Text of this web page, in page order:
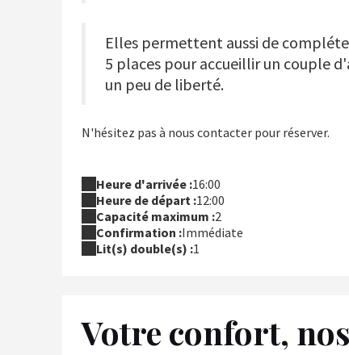
Elles permettent aussi de
5 places pour accueillir un couple
un peu de liberté.
N'hésitez pas à nous contacter pour réserver.
Heure d'arrivée :16:00
Heure de départ :12:00
Capacité maximum :2
Confirmation :Immédiate
Lit(s) double(s) :1
Votre confort,